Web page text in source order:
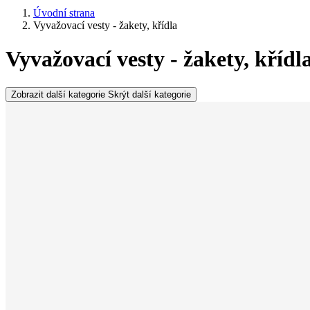
Úvodní strana
Vyvažovací vesty - žakety, křídla
Vyvažovací vesty - žakety,
Zobrazit další kategorie Skrýt další kategorie